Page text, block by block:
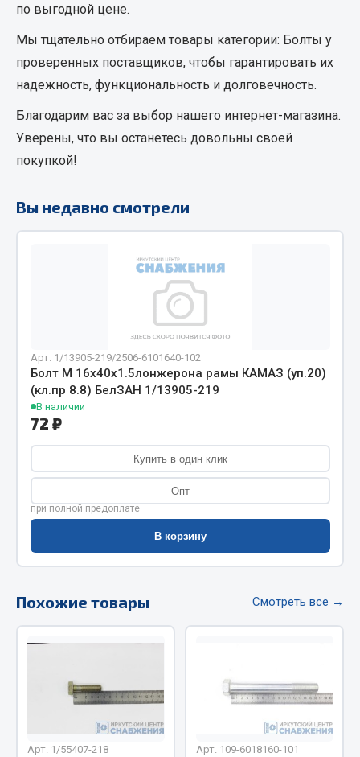
Болты
Пресс-масленки
Пружины
Хомуты
Весь раздел
Соединительные элементы
Адаптеры и переходники
Трубки, муфты, гайки
Угольники
Фитинги
Штуцеры
Весь раздел
Инструмент
Автомобильный инструмент
Крепежный инструмент
Режущий инструмент
Столярный инструмент
Показать ещё
по выгодной цене.
Мы тщательно отбираем товары категории: Болты у
проверенных поставщиков, чтобы гарантировать их
надежность, функциональность и долговечность.
Благодарим вас за выбор нашего интернет-магазина.
Уверены, что вы останетесь довольны своей
покупкой!
Вы недавно смотрели
Арт. 1/13905-219/2506-6101640-102
Болт М 16х40х1.5лонжерона рамы КАМАЗ (уп.20)
(кл.пр 8.8) БелЗАН 1/13905-219
В наличии
72 ₽
Купить в один клик
Опт
при полной предоплате
В корзину
Похожие товары Смотреть все →
Арт. 1/55407-218 Арт. 109-6018160-101